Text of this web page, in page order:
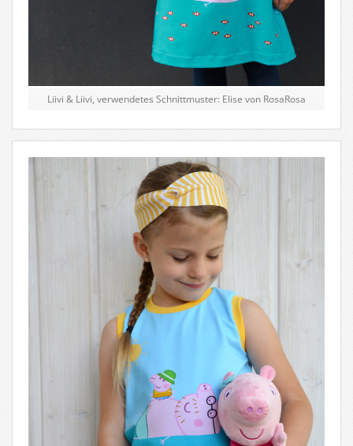
Liivi & Liivi, verwendetes Schnittmuster: Elise von RosaRosa